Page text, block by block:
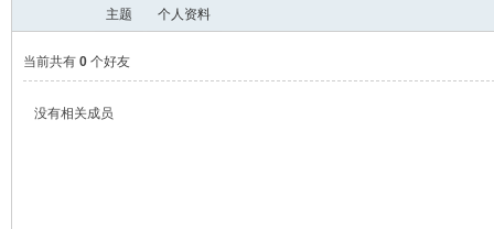
主题 个人资料
当前共有 0 个好友
没有相关成员